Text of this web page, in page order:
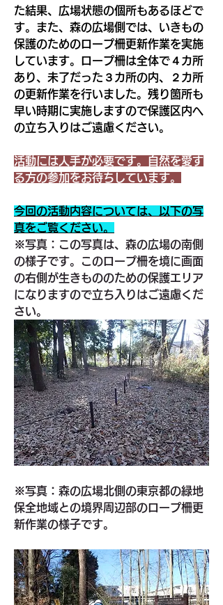
た結果、広場状態の個所もあるほどで
す。また、森の広場側では、いきもの
保護のためのロープ柵更新作業を実施
しています。ロープ柵は全体で４カ所
あり、未了だった３カ所の内、２カ所
の更新作業を行いました。残り箇所も
早い時期に実施しますので保護区内へ
の立ち入りはご遠慮ください。
活動には人手が必要です。自然を愛す
る方の参加をお待ちしています。
今回の活動内容については、以下の写
真をご覧ください。
※写真：この写真は、森の広場の南側
の様子です。このロープ柵を境に画面
の右側が生きもののための保護エリア
になりますので立ち入りはご遠慮くだ
さい。
※写真：森の広場北側の東京都の緑地
保全地域との境界周辺部のロープ柵更
新作業の様子です。